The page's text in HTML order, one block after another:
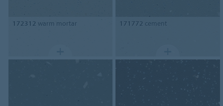
172312 warm mortar 171772 cement